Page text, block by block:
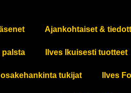
Ajankohtaiset &
palsta Ilves Ikuisesti tuotteet
osakehankinta tukijat Ilves